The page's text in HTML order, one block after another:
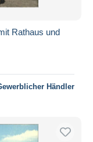
Rathaus und
Händler